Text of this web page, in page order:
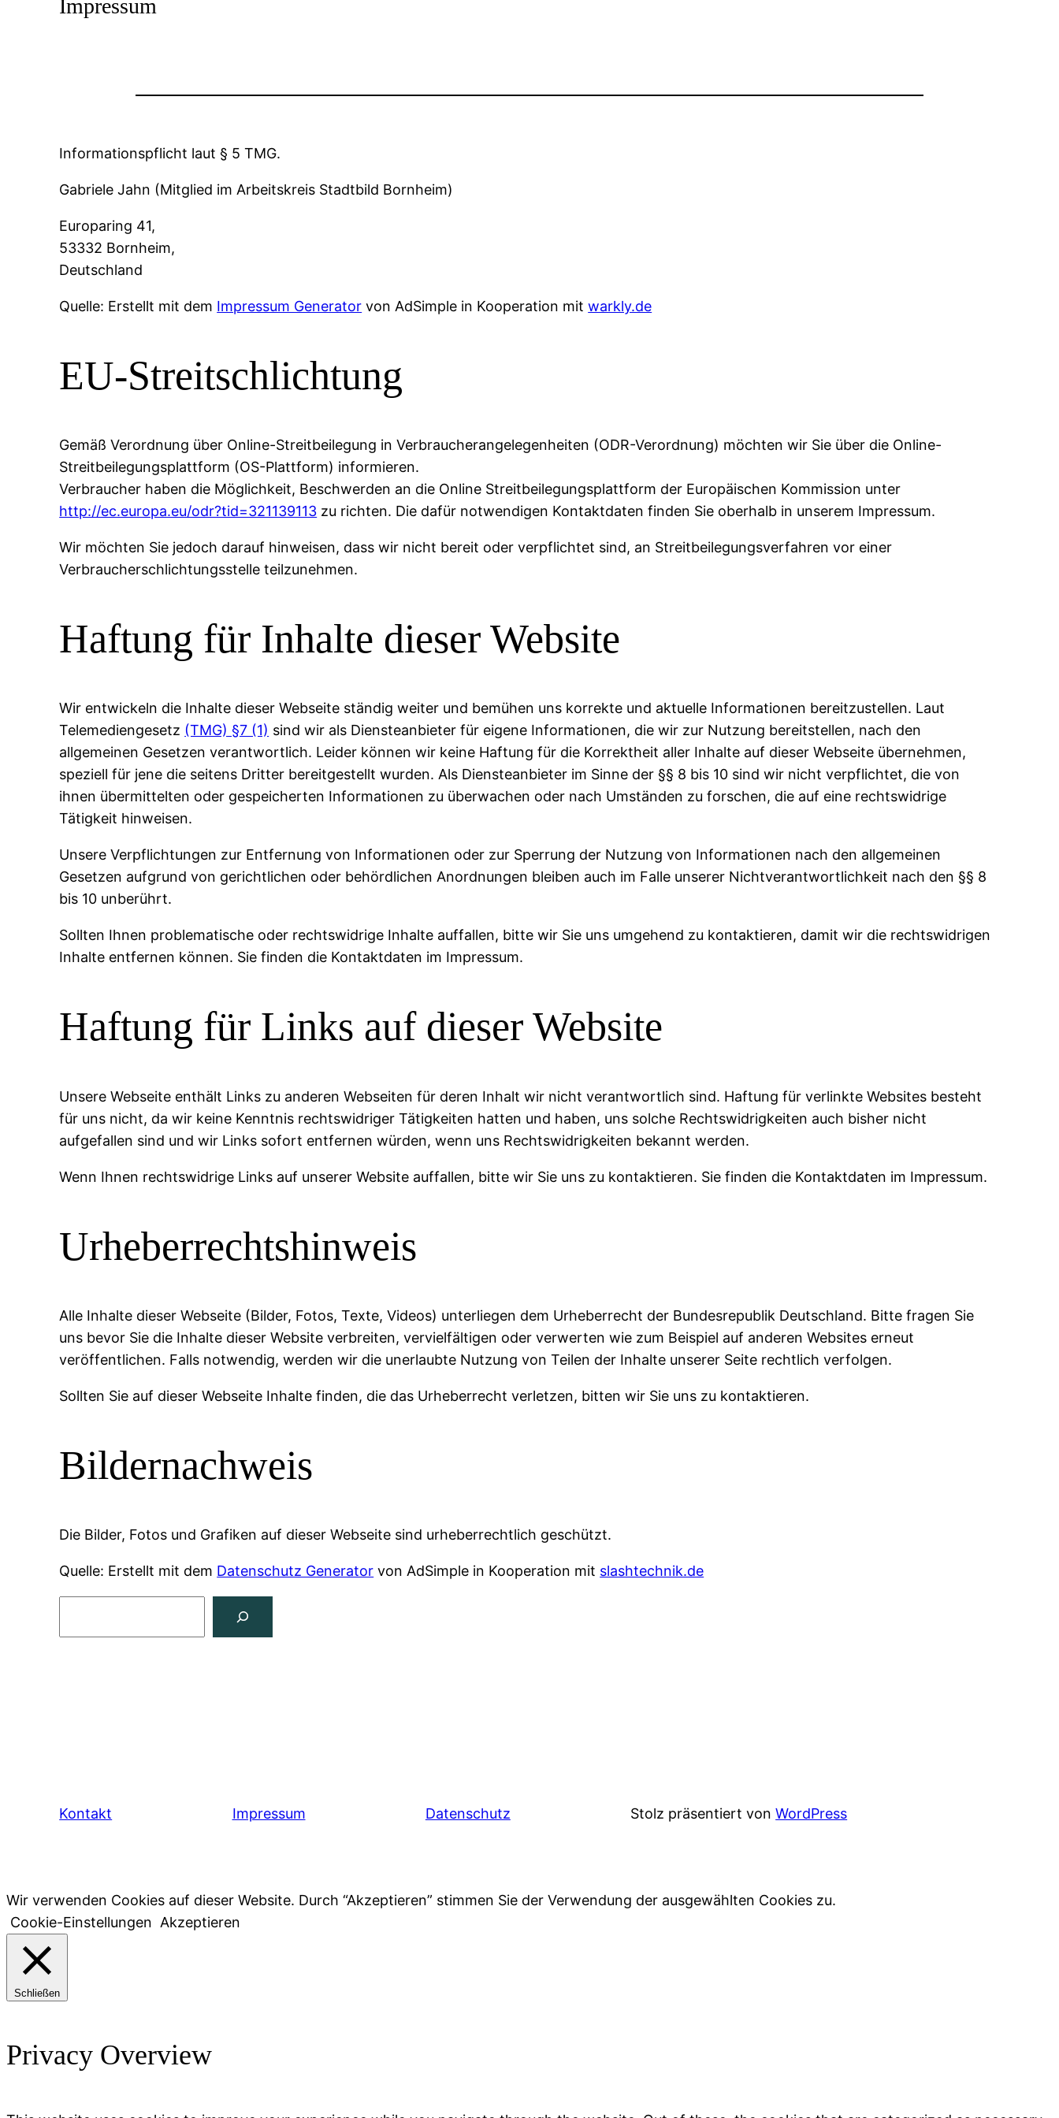
Impressum
Informationspflicht laut § 5 TMG.
Gabriele Jahn (Mitglied im Arbeitskreis Stadtbild Bornheim)
Europaring 41,
53332 Bornheim,
Deutschland
Quelle: Erstellt mit dem Impressum Generator von AdSimple in Kooperation mitwarkly.de
EU-Streitschlichtung
Gemäß Verordnung über Online-Streitbeilegung in Verbraucherangelegenheiten (ODR-Verordnung) möchten wir Sie über die Online-
Streitbeilegungsplattform (OS-Plattform) informieren.
Verbraucher haben die Möglichkeit, Beschwerden an die Online Streitbeilegungsplattform der Europäischen Kommission unter
http://ec.europa.eu/odr?tid=321139113 zu richten. Die dafür notwendigen Kontaktdaten finden Sie oberhalb in unserem Impressum.
Wir möchten Sie jedoch darauf hinweisen, dass wir nicht bereit oder verpflichtet sind, an Streitbeilegungsverfahren vor einer
Verbraucherschlichtungsstelle teilzunehmen.
Haftung für Inhalte dieser Website
Wir entwickeln die Inhalte dieser Webseite ständig weiter und bemühen uns korrekte und aktuelle Informationen bereitzustellen. Laut
Telemediengesetz (TMG) §7 (1) sind wir als Diensteanbieter für eigene Informationen, die wir zur Nutzung bereitstellen, nach den
allgemeinen Gesetzen verantwortlich. Leider können wir keine Haftung für die Korrektheit aller Inhalte auf dieser Webseite übernehmen,
speziell für jene die seitens Dritter bereitgestellt wurden. Als Diensteanbieter im Sinne der §§ 8 bis 10 sind wir nicht verpflichtet, die von
ihnen übermittelten oder gespeicherten Informationen zu überwachen oder nach Umständen zu forschen, die auf eine rechtswidrige
Tätigkeit hinweisen.
Unsere Verpflichtungen zur Entfernung von Informationen oder zur Sperrung der Nutzung von Informationen nach den allgemeinen
Gesetzen aufgrund von gerichtlichen oder behördlichen Anordnungen bleiben auch im Falle unserer Nichtverantwortlichkeit nach den §§ 8
bis 10 unberührt.
Sollten Ihnen problematische oder rechtswidrige Inhalte auffallen, bitte wir Sie uns umgehend zu kontaktieren, damit wir die rechtswidrigen
Inhalte entfernen können. Sie finden die Kontaktdaten im Impressum.
Haftung für Links auf dieser Website
Unsere Webseite enthält Links zu anderen Webseiten für deren Inhalt wir nicht verantwortlich sind. Haftung für verlinkte Websites besteht
für uns nicht, da wir keine Kenntnis rechtswidriger Tätigkeiten hatten und haben, uns solche Rechtswidrigkeiten auch bisher nicht
aufgefallen sind und wir Links sofort entfernen würden, wenn uns Rechtswidrigkeiten bekannt werden.
Wenn Ihnen rechtswidrige Links auf unserer Website auffallen, bitte wir Sie uns zu kontaktieren. Sie finden die Kontaktdaten im Impressum.
Urheberrechtshinweis
Alle Inhalte dieser Webseite (Bilder, Fotos, Texte, Videos) unterliegen dem Urheberrecht der Bundesrepublik Deutschland. Bitte fragen Sie
uns bevor Sie die Inhalte dieser Website verbreiten, vervielfältigen oder verwerten wie zum Beispiel auf anderen Websites erneut
veröffentlichen. Falls notwendig, werden wir die unerlaubte Nutzung von Teilen der Inhalte unserer Seite rechtlich verfolgen.
Sollten Sie auf dieser Webseite Inhalte finden, die das Urheberrecht verletzen, bitten wir Sie uns zu kontaktieren.
Bildernachweis
Die Bilder, Fotos und Grafiken auf dieser Webseite sind urheberrechtlich geschützt.
Quelle: Erstellt mit dem Datenschutz Generator von AdSimple in Kooperation mit slashtechnik.de
Kontakt Impressum Datenschutz Stolz präsentiert vonWordPress
Wir verwenden Cookies auf dieser Website. Durch “Akzeptieren” stimmen Sie der Verwendung der ausgewählten Cookies zu.
Cookie-Einstellungen Akzeptieren
Schließen
Privacy Overview